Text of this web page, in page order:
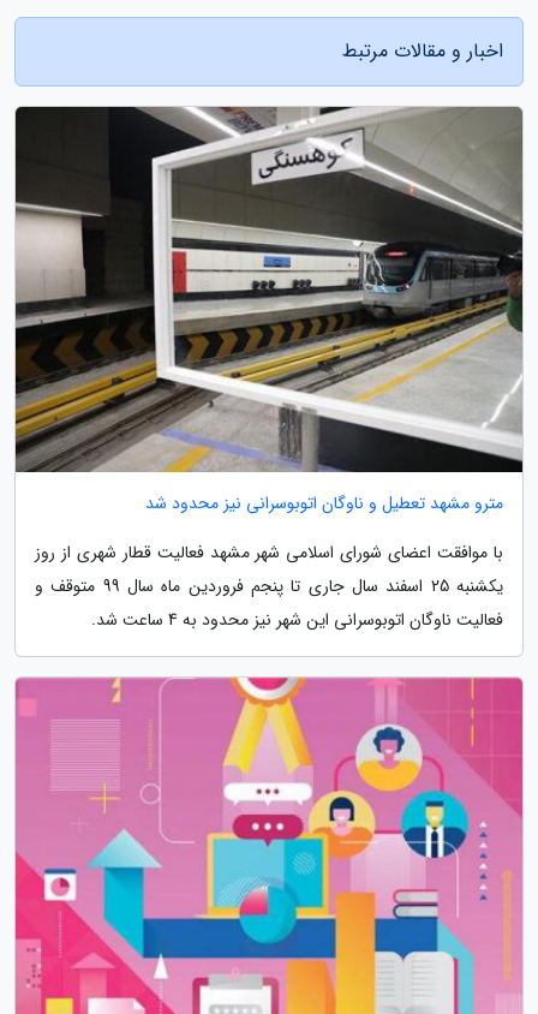
اخبار و مقالات مرتبط
مترو مشهد تعطیل و ناوگان اتوبوسرانی نیز محدود شد
با موافقت اعضای شورای اسلامی شهر مشهد فعالیت قطار شهری از روز
یکشنبه 25 اسفند سال جاری تا پنجم فروردین ماه سال 99 متوقف و
فعالیت ناوگان اتوبوسرانی این شهر نیز محدود به 4 ساعت شد.